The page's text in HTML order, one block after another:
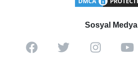
Sosyal Medya